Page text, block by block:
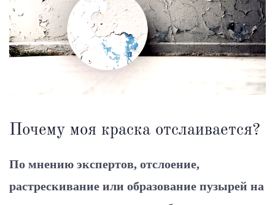
Почему моя краска отслаивается?
По мнению экспертов, отслоение,
растрескивание или образование пузырей на